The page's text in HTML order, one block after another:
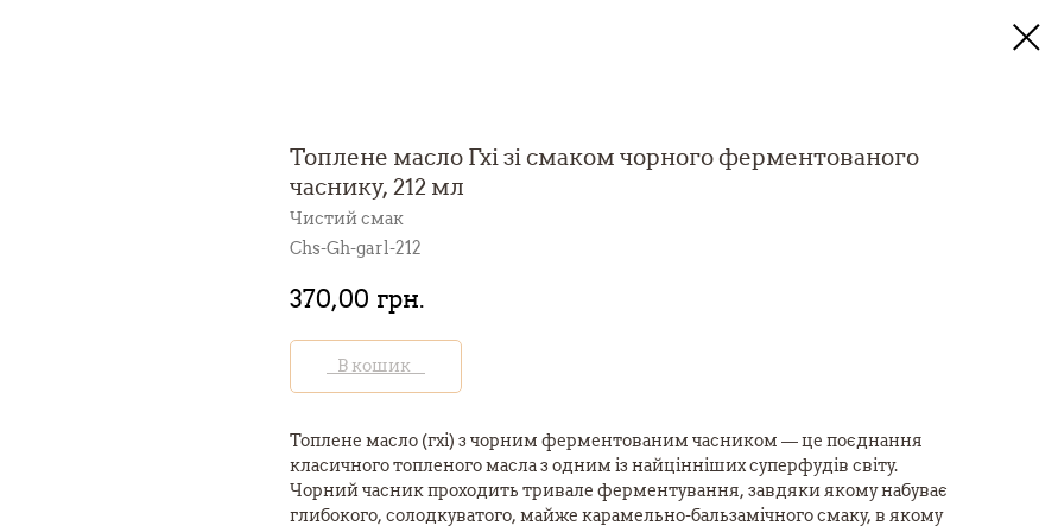
Топлене масло Гхі зі смаком чорного ферментованого
часнику, 212 мл
Чистий смак
Chs-Gh-garl-212
370,00 грн.
В кошик
Топлене масло (гхі) з чорним ферментованим часником — це поєднання
класичного топленого масла з одним із найцінніших суперфудів світу.
Чорний часник проходить тривале ферментування, завдяки якому набуває
глибокого, солодкуватого, майже карамельно-бальзамічного смаку, в якому